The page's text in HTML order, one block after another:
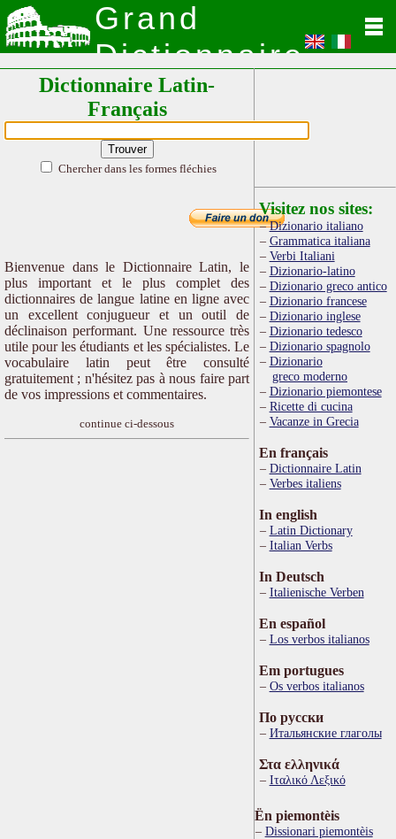
Grand
Dictionnaire
Latin
Dictionnaire Latin-
Français
Chercher dans les formes fléchies
Bienvenue dans le Dictionnaire Latin, le
plus important et le plus complet des
dictionnaires de langue latine en ligne avec
un excellent conjugueur et un outil de
déclinaison performant. Une ressource très
utile pour les étudiants et les spécialistes. Le
vocabulaire latin peut être consulté
gratuitement ; n'hésitez pas à nous faire part
de vos impressions et commentaires.
continue ci-dessous
Visitez nos sites:
Dizionario italiano
Grammatica italiana
Verbi Italiani
Dizionario-latino
Dizionario greco antico
Dizionario francese
Dizionario inglese
Dizionario tedesco
Dizionario spagnolo
Dizionario
greco moderno
Dizionario piemontese
Ricette di cucina
Vacanze in Grecia
En français
Dictionnaire Latin
Verbes italiens
In english
Latin Dictionary
Italian Verbs
In Deutsch
Italienische Verben
En español
Los verbos italianos
Em portugues
Os verbos italianos
По русски
Итальянские глаголы
Στα ελληνικά
Ιταλικό Λεξικό
Ën piemontèis
Dissionari piemontèis